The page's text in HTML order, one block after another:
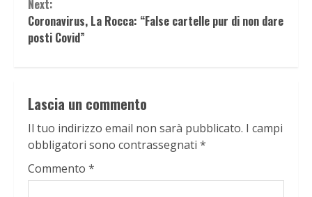
Next:
Coronavirus, La Rocca: “False cartelle pur di non dare
posti Covid”
Lascia un commento
Il tuo indirizzo email non sarà pubblicato. I campi
obbligatori sono contrassegnati *
Commento *